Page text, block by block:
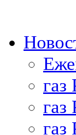
газ
газ
газ